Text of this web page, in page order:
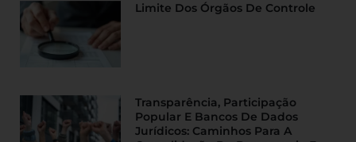
Limite Dos Órgãos De Controle
Transparência, Participação
Popular E Bancos De Dados
Jurídicos: Caminhos Para A